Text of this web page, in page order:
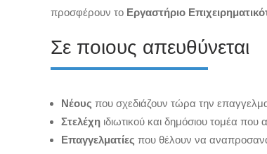
προσφέρουν το Εργαστήριο
Σε ποιους απευθύνεται
Νέους που σχεδιάζουν τώρα την
Στελέχη ιδιωτικού και δημόσιου τομέα
Επαγγελματίες που θέλουν να